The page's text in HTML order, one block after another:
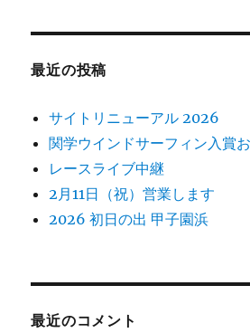
最近の投稿
サイトリニューアル 2026
関学ウインドサーフィン入賞
レースライブ中継
2月11日（祝）営業します
2026 初日の出 甲子園浜
最近のコメント